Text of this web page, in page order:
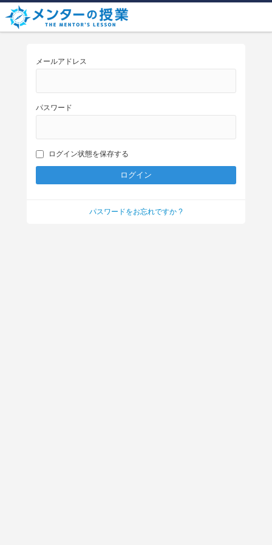
メールアドレス
パスワード
ログイン状態を保存する
パスワードをお忘れですか ?